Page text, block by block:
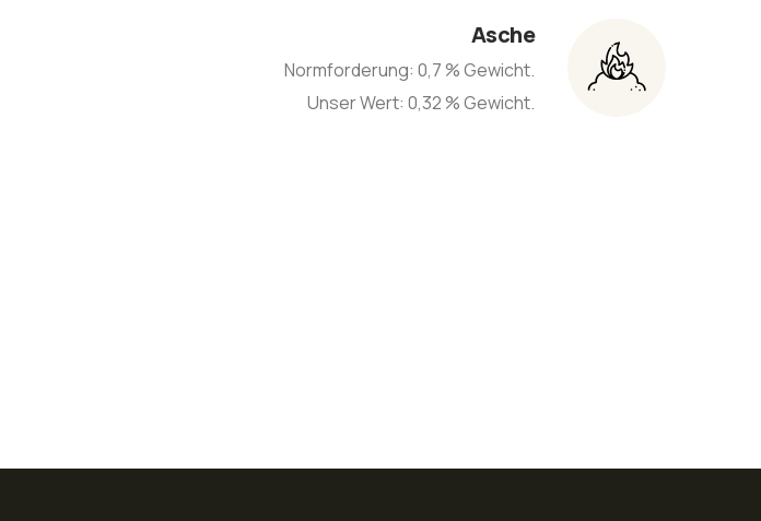
Asche
Normforderung: 0,7 % Gewicht.
Unser Wert: 0,32 % Gewicht.